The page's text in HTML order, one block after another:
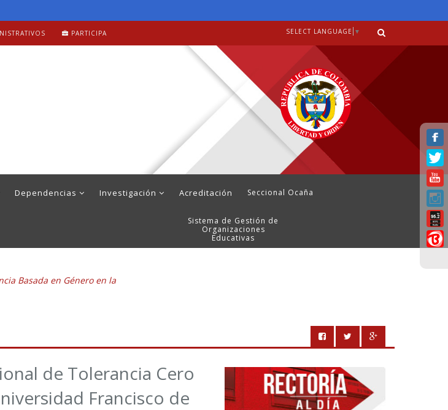
PARTICIPA SELECT LANGUAGE ▼
Dependencias Investigación Acreditación Seccional Ocaña
Sistema de Gestión de
Organizaciones
Educativas
Basada en Género en la
de Tolerancia Cero
Francisco de